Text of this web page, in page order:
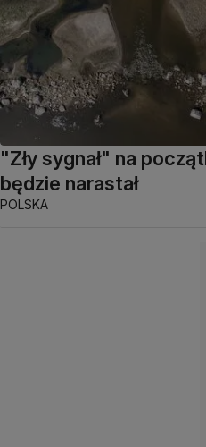
"Zły sygnał" na
będzie narastał
POLSKA